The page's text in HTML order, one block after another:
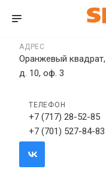
АДРЕС
Оранжевый квадрат,
д. 10, оф. 3
ТЕЛЕФОН
+7 (717) 28-52-85
+7 (701) 527-84-83